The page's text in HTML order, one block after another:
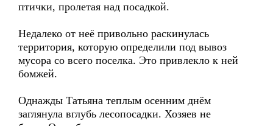
птички, пролетая над посадкой.
Недалеко от неё привольно раскинулась
территория, которую определили под вывоз
мусора со всего поселка. Это привлекло к ней
бомжей.
Однажды Татьяна теплым осенним днём
заглянула вглубь лесопосадки. Хозяев не